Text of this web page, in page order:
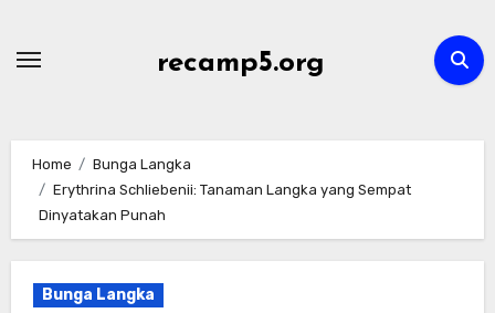
recamp5.org
Home
Bunga Langka
Erythrina Schliebenii: Tanaman Langka yang Sempat
Dinyatakan Punah
Bunga Langka